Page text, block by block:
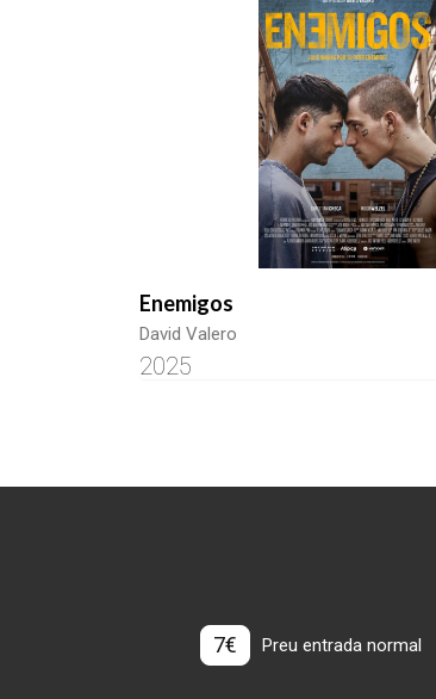
Enemigos
David Valero
2025
7€ Preu entrada normal